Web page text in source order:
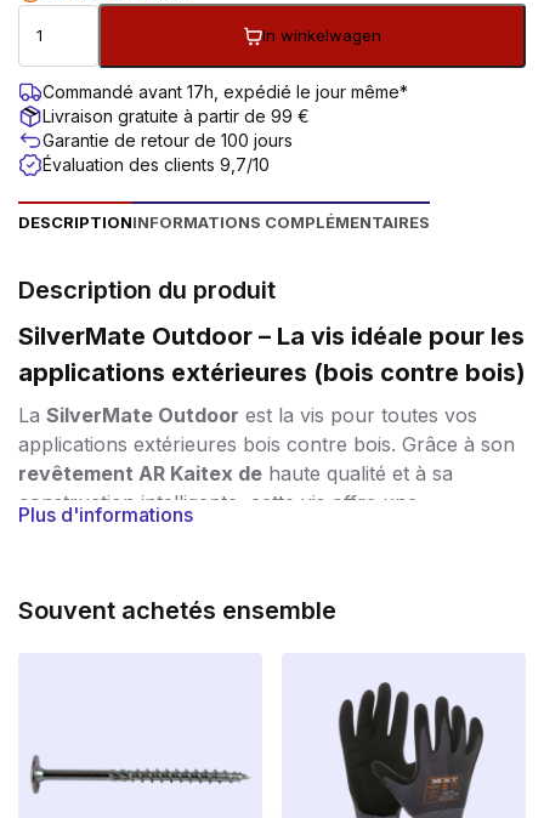
In winkelwagen
Commandé avant 17h, expédié le jour même*
Livraison gratuite à partir de 99 €
Garantie de retour de 100 jours
Évaluation des clients 9,7/10
DESCRIPTIONINFORMATIONS COMPLÉMENTAIRES
Description du produit
SilverMate Outdoor – La vis idéale pour les
applications extérieures (bois contre bois)
La SilverMate Outdoor est la vis pour toutes vos
applications extérieures bois contre bois. Grâce à son
revêtement AR Kaitex de haute qualité et à sa
construction intelligente, cette vis offre une
Protection contre le vent et les intempéries
. La vis résiste ainsi à la pluie, à l’humidité et au gel,
ce qui est idéal pour les applications extérieures à long
terme telles que les clôtures, les revêtements muraux,
les pergolas, les terrasses et les auvents. Le
Plus d'informations
Souvent achetés ensemble